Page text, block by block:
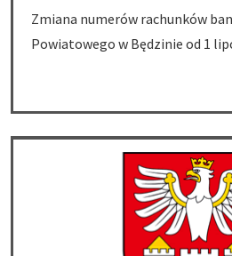
Zmiana numerów rachunków
Powiatowego w Będzinie od 1
Starostwo Powiatowe w Będzinie